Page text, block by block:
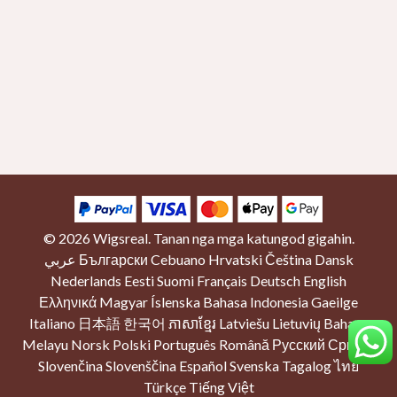
© 2026Wigsreal. Tanan nga mga katungod gigahin.
عربي Български Cebuano HrvatskiČeština Dansk
Nederlands EestiSuomi Français Deutsch English
Ελληνικά Magyar Íslenska Bahasa IndonesiaGaeilge
Italiano 日本語 한국어 ភាសាខ្មែរ Latviešu Lietuvių Bahasa
Melayu Norsk Polski Português Română Русский Српски
SlovenčinaSlovenščina EspañolSvenska Tagalogไทย
Türkçe Tiếng Việt